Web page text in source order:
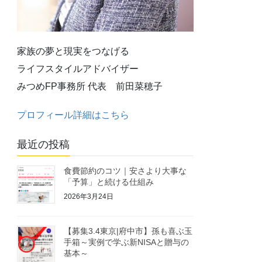
家族の夢と現実をつなげる
ライフスタイルアドバイザー
みつめFP事務所 代表 前田菜穂子
プロフィール詳細はこちら
最近の投稿
食費節約のコツ｜安さより大事な
「予算」と続ける仕組み
2026年3月24日
【募集3.4東京|府中市】孫も喜ぶ玉
手箱～実例で学ぶ新NISAと贈与の
基本～